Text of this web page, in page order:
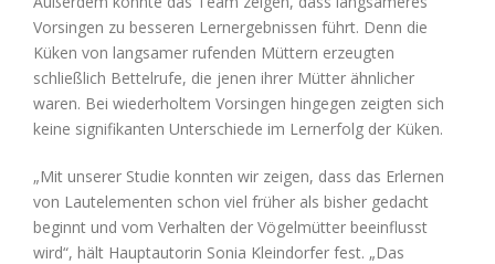
Vorsingen zu besseren Lernergebnissen führt. Denn die
Küken von langsamer rufenden Müttern erzeugten
schließlich Bettelrufe, die jenen ihrer Mütter ähnlicher
waren. Bei wiederholtem Vorsingen hingegen zeigten sich
keine signifikanten Unterschiede im Lernerfolg der Küken.
„Mit unserer Studie konnten wir zeigen, dass das Erlernen
von Lautelementen schon viel früher als bisher gedacht
beginnt und vom Verhalten der Vögelmütter beeinflusst
wird“, hält Hauptautorin Sonia Kleindorfer fest. „Das